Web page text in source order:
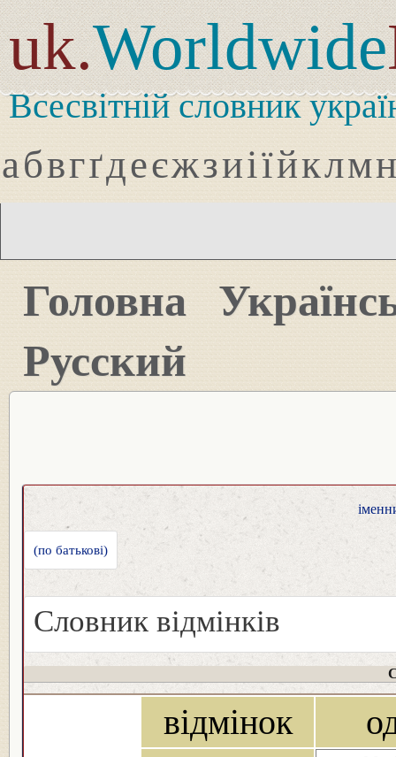
uk.Worldwide
Всесвітній словник
абвгґдеєжзиіїйклмн
Головна
Русский
(по батькові)
Словник відмінків
відмінок